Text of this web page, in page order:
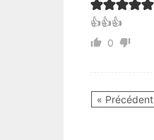
👍👍👍
0
« Précédent